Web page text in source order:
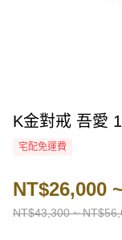
K金對戒 吾愛
宅配免運費
NT$43,300 ~
NT$26,000